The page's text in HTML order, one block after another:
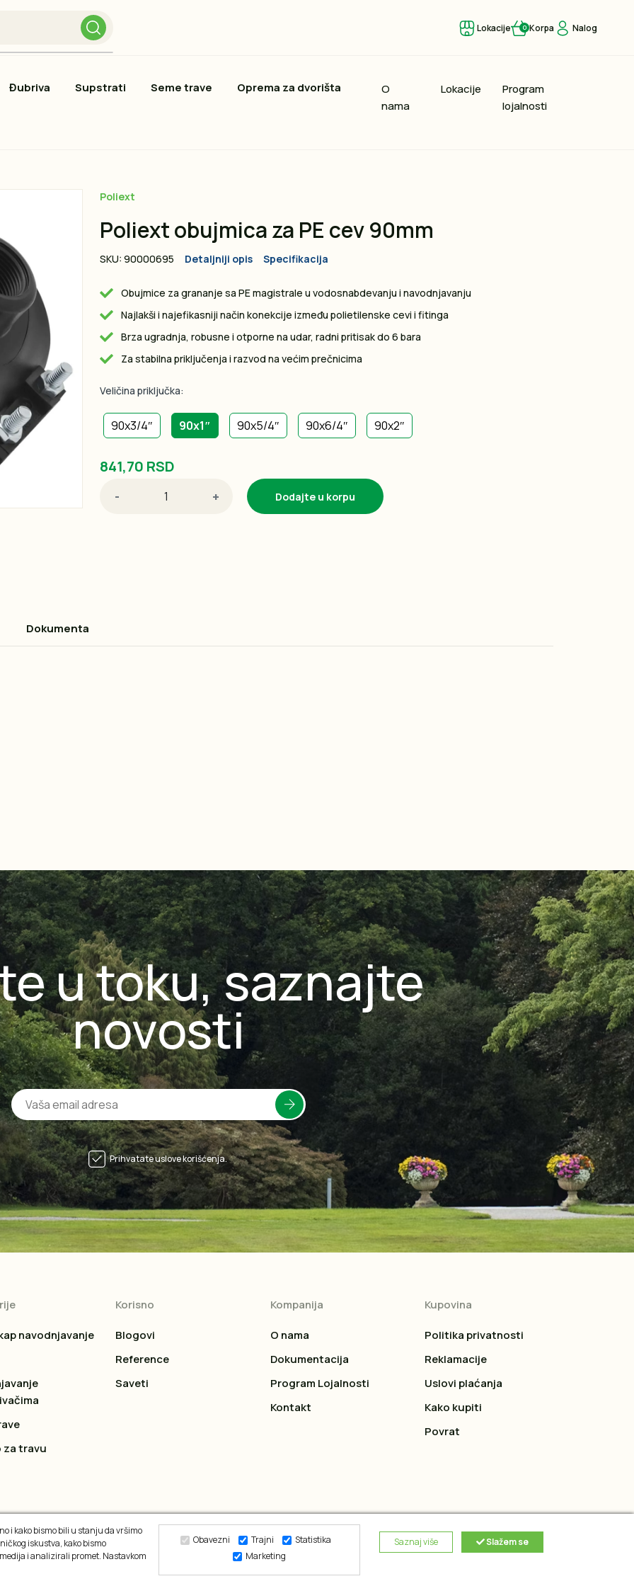
Lokacije 0 Korpa Nalog
Đubriva Supstrati Seme trave Oprema za dvorišta
O
nama
Lokacije
Program
lojalnosti
Poliext
Poliext obujmica za PE cev 90mm
SKU: 90000695 Detaljniji opis Specifikacija
Obujmice za grananje sa PE magistrale u vodosnabdevanju i navodnjavanju
Najlakši i najefikasniji način konekcije između polietilenske cevi i fitinga
Brza ugradnja, robusne i otporne na udar, radni pritisak do 6 bara
Za stabilna priključenja i razvod na većim prečnicima
Veličina priključka:
90x3/4″ 90x1″ 90x5/4″ 90x6/4″ 90x2″
841,70 RSD
- + Dodajte u korpu
Dokumenta
u toku, saznajte
novosti
Prihvatate uslove korišćenja.
navodnjavanje
za travu
Korisno
Blogovi
Reference
Saveti
Kompanija
O nama
Dokumentacija
Program Lojalnosti
Kontakt
Kupovina
Politika privatnosti
Reklamacije
Uslovi plaćanja
Kako kupiti
Povrat
i kako bismo bili u stanju da vršimo
iskustva, kako bismo
i analizirali promet. Nastavkom
Obavezni Trajni
Statistika
Marketing
Saznaj više Slažem se